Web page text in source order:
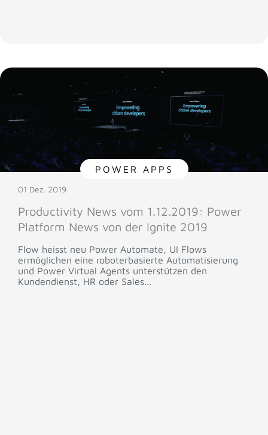
POWER APPS
01 Dez. 2019
Productivity News vom 1.12.2019: Power
Platform News von der Ignite 2019
Flow heisst neu Power Automate, UI Flows
ermöglichen eine roboterbasierte Automatisierung
und Power Virtual Agents unterstützen den
Kundendienst, HR oder Sales...